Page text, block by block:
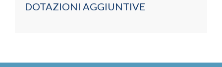
DOTAZIONI AGGIUNTIVE